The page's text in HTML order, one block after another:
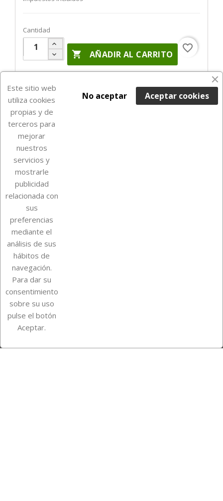
Cantidad
 AÑADIR AL CARRITO
favorite_border

Su cuenta
Información de la tienda
InstagramTikTok
Este sitio web
utiliza cookies
propias y de
terceros para
mejorar
nuestros
servicios y
mostrarle
publicidad
relacionada con
sus
preferencias
mediante el
análisis de sus
hábitos de
navegación.
Para dar su
consentimiento
sobre su uso
pulse el botón
Aceptar.
Aceptar cookies
No aceptar